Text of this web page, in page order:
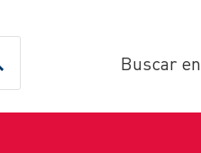
Buscar en